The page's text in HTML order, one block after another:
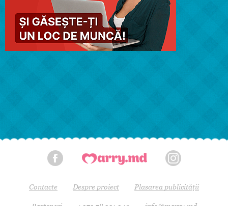
Contacte Despre proiect Plasarea publicității
Parteneri +373 78 331 340 info@marry.md